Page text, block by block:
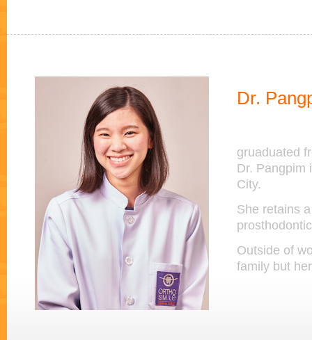
Dr.
gruaduated
Dr. Pangpim
City.
She retains
Outside of
family but